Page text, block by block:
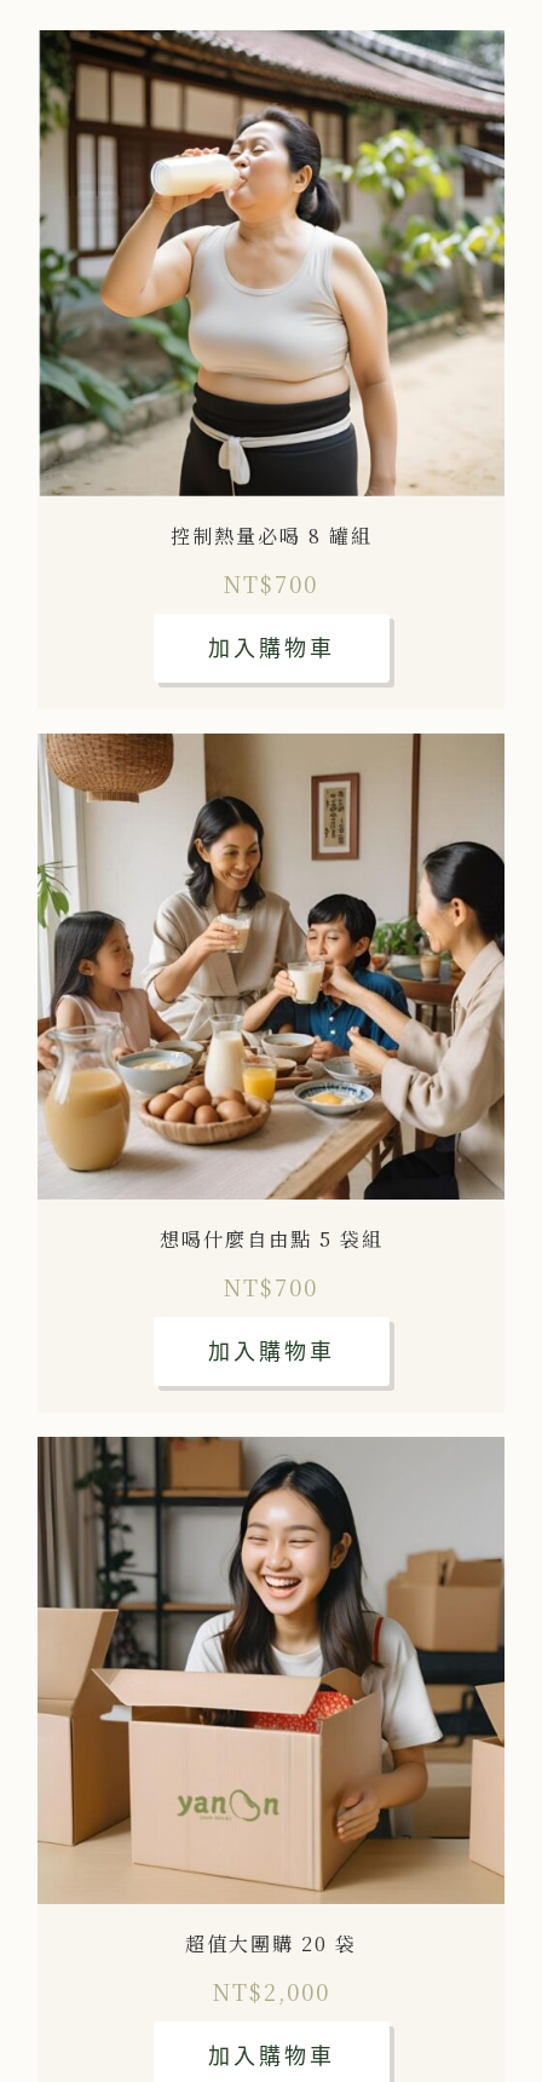
控制熱量必喝 8 罐組
NT$700
加入購物車
想喝什麼自由點 5 袋組
NT$700
加入購物車
超值大團購 20 袋
NT$2,000
加入購物車